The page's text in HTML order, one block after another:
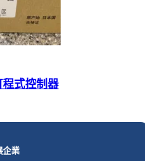
式控制器
企業